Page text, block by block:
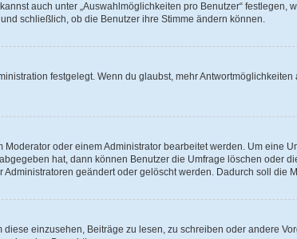
auch unter „Auswahlmöglichkeiten pro Benutzer“
schließlich, ob die Benutzer ihre Stimme ändern können.
festgelegt. Wenn du glaubst, mehr
oder einem Administrator bearbeitet werden. Um eine
hat, dann können Benutzer die Umfrage löschen oder
geändert oder gelöscht werden. Dadurch soll die
einzusehen, Beiträge zu lesen, zu schreiben oder andere